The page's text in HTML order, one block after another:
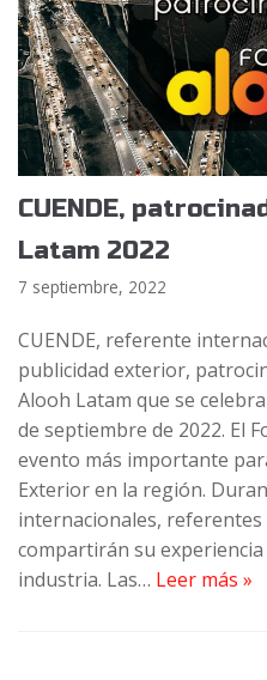
CUENDE,
Latam 2022
7 septiembre, 2022
CUENDE, referente
publicidad exterior,
Alooh Latam que se
de septiembre de 2022. El
evento más importante
Exterior en la región.
internacionales, referentes
compartirán su
industria. Las… Leer más »